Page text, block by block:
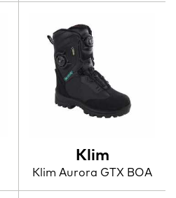
Klim
Klim Aurora GTX BOA